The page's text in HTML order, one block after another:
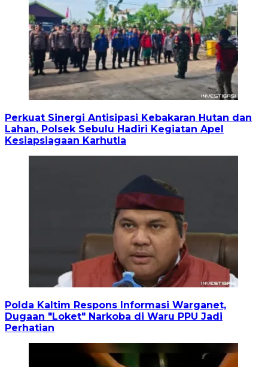
Perkuat Sinergi Antisipasi Kebakaran Hutan dan
Lahan, Polsek Sebulu Hadiri Kegiatan Apel
Kesiapsiagaan Karhutla
Polda Kaltim Respons Informasi Warganet,
Dugaan "Loket" Narkoba di Waru PPU Jadi
Perhatian